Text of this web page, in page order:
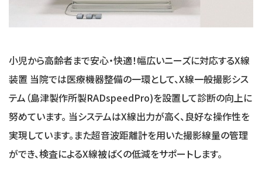
小児から高齢者まで安心・快適！幅広いニーズに対応するX線
装置 当院では医療機器整備の一環として、X線一般撮影シス
テム（島津製作所製RADspeedPro)を設置して診断の向上に
努めています。 当システムはX線出力が高く、良好な操作性を
実現しています。また超音波距離計を用いた撮影線量の管理
ができ、検査によるX線被ばくの低減をサポートします。